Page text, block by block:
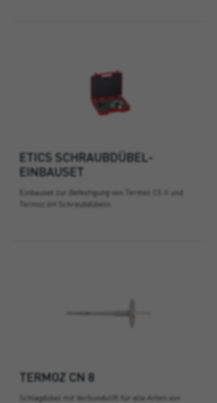
ETICS SCHRAUBDÜBEL-
EINBAUSET
Einbauset zur Befestigung von Termoz CS II und
Termoz 6H Schraubdübeln.
TERMOZ CN 8
Schlagdübel mit Verbundstift für alle Arten von